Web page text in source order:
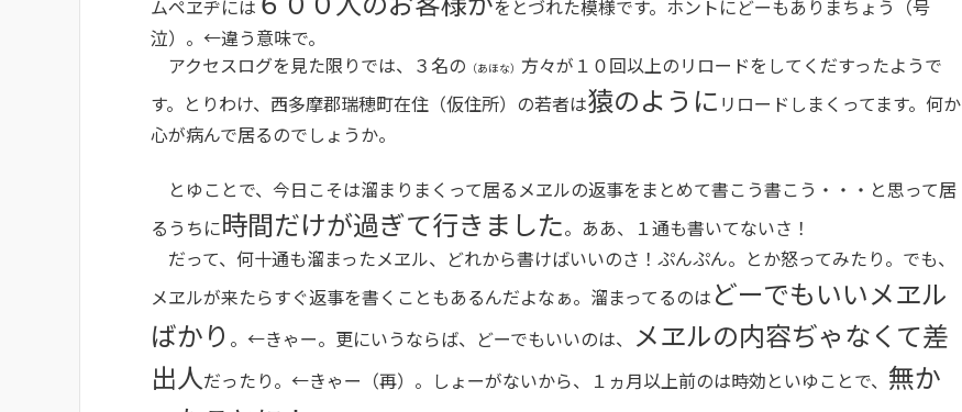
ムペヱヂには
をとづれた模様です。ホントにどーもありまちょう（号
泣）。←違う意味で。
アクセスログを見た限りでは、３名の （あほな） 方々が１０回以上のリロードをしてくだすったようで
す。とりわけ、西多摩郡瑞穂町在住（仮住所）の若者は猿のように リロードしまくってます。何か
心が病んで居るのでしょうか。
とゆことで、今日こそは溜まりまくって居るメヱルの返事をまとめて書こう書こう・・・と思って居
るうちに時間だけが過ぎて行きました。ああ、１通も書いてないさ！
だって、何十通も溜まったメヱル、どれから書けばいいのさ！ぷんぷん。とか怒ってみたり。でも、
メヱルが来たらすぐ返事を書くこともあるんだよなぁ。溜まってるのは どーでもいいメヱル
ばかり 。←きゃー。更にいうならば、どーでもいいのは、 メヱルの内容ぢゃなくて差
出人だったり。←きゃー（再）。しょーがないから、１ヵ月以上前のは時効といゆことで、 無か